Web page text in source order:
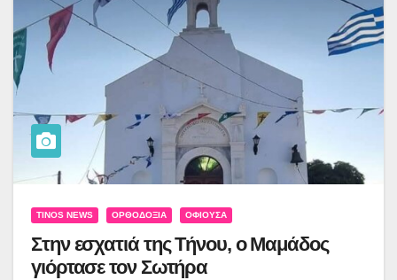
TINOS NEWS ΟΡΘΟΔΟΞΊΑ ΟΦΙΟΎΣΑ
Στην εσχατιά της Τήνου, ο Μαμάδος
γιόρτασε τον Σωτήρα